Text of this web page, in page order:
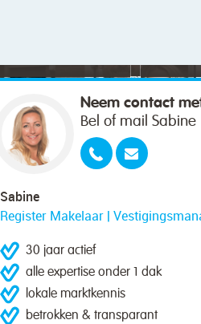
Neem contact
Bel of mail Sabine
Sabine
Register Makelaar |
30 jaar actief
alle expertise onder 1 dak
lokale marktkennis
betrokken & transparant